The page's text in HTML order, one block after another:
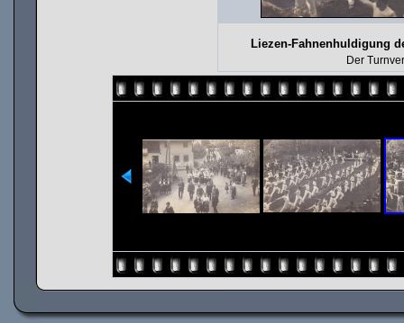
Liezen-Fahnenhuldigung
Der